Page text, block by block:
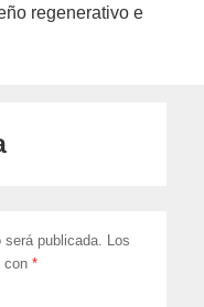
regenerativo e
publicada.
Los
con*